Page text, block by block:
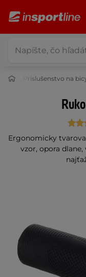
Príslušenstvo na
Ergonomicky
vzor, opora